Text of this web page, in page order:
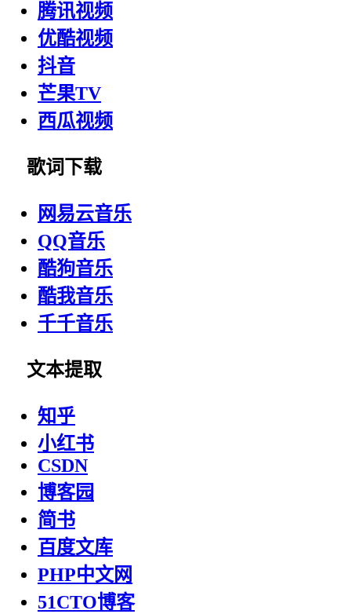
腾讯视频
优酷视频
抖音
芒果TV
西瓜视频
歌词下载
网易云音乐
QQ音乐
酷狗音乐
酷我音乐
千千音乐
文本提取
知乎
小红书
CSDN
博客园
简书
百度文库
PHP中文网
51CTO博客